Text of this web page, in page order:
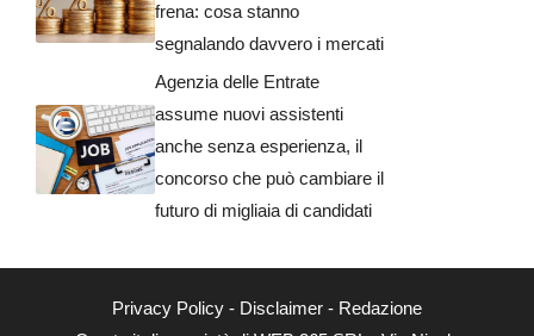
frena: cosa stanno
segnalando davvero i mercati
Agenzia delle Entrate
assume nuovi assistenti
anche senza esperienza, il
concorso che può cambiare il
futuro di migliaia di candidati
Privacy Policy - Disclaimer - Redazione